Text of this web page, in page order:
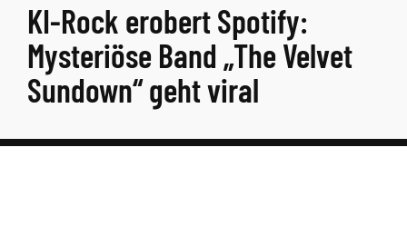
KI-Rock erobert Spotify:
Mysteriöse Band „The Velvet
Sundown“ geht viral